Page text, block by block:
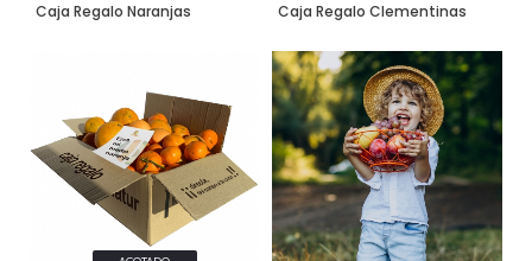
Caja Regalo Naranjas Caja Regalo Clementinas